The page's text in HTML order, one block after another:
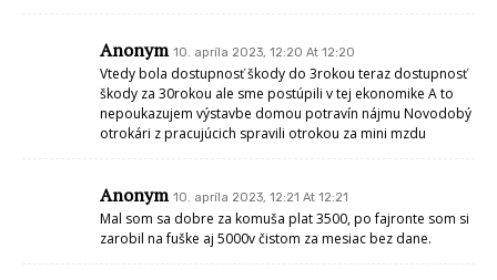
Anonym 10. apríla 2023, 12:20 At 12:20
Vtedy bola dostupnosť škody do 3rokou teraz dostupnosť
škody za 30rokou ale sme postúpili v tej ekonomike A to
nepoukazujem výstavbe domou potravín nájmu Novodobý
otrokári z pracujúcich spravili otrokou za mini mzdu
Anonym 10. apríla 2023, 12:21 At 12:21
Mal som sa dobre za komuša plat 3500, po fajronte som si
zarobil na fuške aj 5000v čistom za mesiac bez dane.